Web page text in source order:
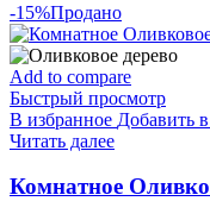
-15%Продано
Add to compare
Быстрый просмотр
В избранное Добавить
Читать далее
Комнатное